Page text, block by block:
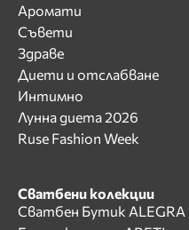
Аромати
Съвети
Здраве
Диети и отслабване
Интимно
Лунна диета 2026
Ruse Fashion Week
Сватбени колекции
Сватбен Бутик ALEGRA